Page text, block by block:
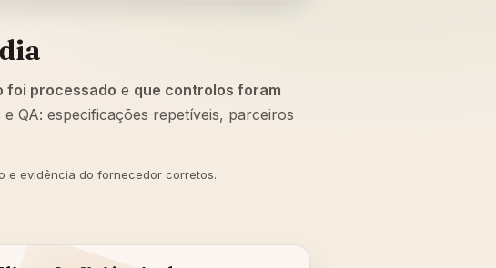
foi processado e que controlos foram
QA: especificações repetíveis, parceiros
e evidência do fornecedor corretos.